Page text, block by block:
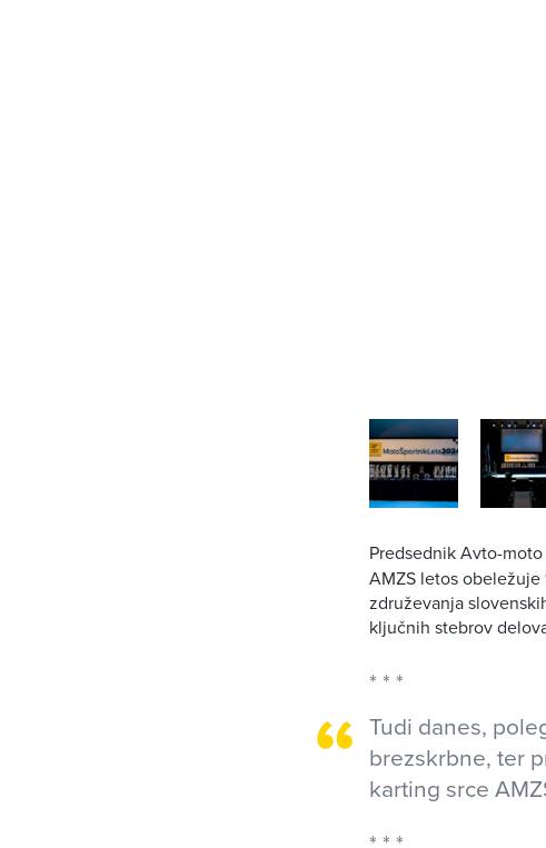
Predsednik Avto-
AMZS letos obeležuje
združevanja
ključnih stebrov
Tudi danes,
brezskrbne, ter
karting srce